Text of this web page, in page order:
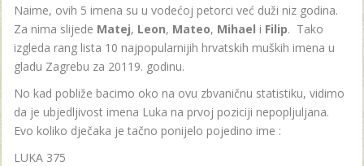
Naime, ovih 5 imena su u vodećoj petorci već duži niz godina.
Za nima slijede Matej, Leon, Mateo, Mihael i Filip. Tako
izgleda rang lista 10 najpopularnijih hrvatskih muških imena u
gladu Zagrebu za 20119. godinu.
No kad pobliže bacimo oko na ovu zbvaničnu statistiku, vidimo
da je ubjedljivost imena Luka na prvoj poziciji nepopljuljana.
Evo koliko dječaka je tačno ponijelo pojedino ime :
LUKA 375